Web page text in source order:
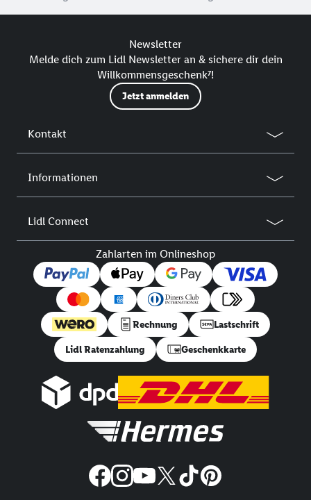
Newsletter
Melde dich zum Lidl Newsletter an & sichere dir dein
Willkommensgeschenk⁷!
Jetzt anmelden
Kontakt
Informationen
Lidl Connect
Zahlarten im Onlineshop
Rechnung Lastschrift
Lidl Ratenzahlung Geschenkkarte